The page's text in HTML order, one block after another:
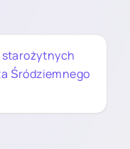
starożytnych
Śródziemnego